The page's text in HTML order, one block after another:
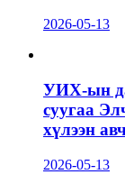
2026-05-13
УИХ-ын
суугаа
хүлээн
2026-05-13